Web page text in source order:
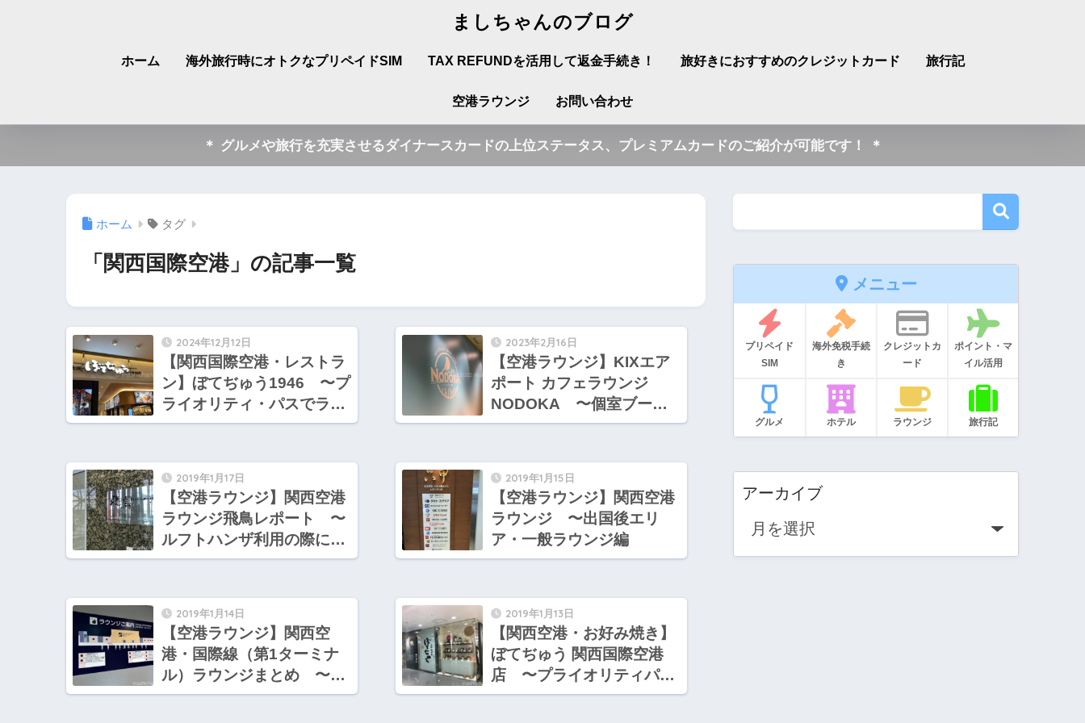
ましちゃんのブログ
ホーム 海外旅行時にオトクなプリペイドSIM TAX REFUNDを活用して返金手続き！ 旅好きにおすすめのクレジットカード 旅行記
空港ラウンジ お問い合わせ
＊ グルメや旅行を充実させるダイナースカードの上位ステータス、プレミアムカードのご紹介が可能です！ ＊
ホーム タグ
「関西国際空港」の記事一覧
2024年12月12日
【関西国際空港・レストラ
ン】ぼてぢゅう1946 〜プ
ライオリティ・パスでラウ
ンジ利用できるレストラン
2023年2月16日
【空港ラウンジ】KIXエア
ポート カフェラウンジ
NODOKA 〜個室ブース
や芝生エリアのあるラウン
2019年1月17日
【空港ラウンジ】関西空港
ラウンジ飛鳥レポート 〜
ルフトハンザ利用の際に案
内されるラウンジです
2019年1月15日
【空港ラウンジ】関西空港
ラウンジ 〜出国後エリ
ア・一般ラウンジ編
2019年1月14日
【空港ラウンジ】関西空
港・国際線（第1ターミナ
ル）ラウンジまとめ 〜出
国前エリア編
2019年1月13日
【関西空港・お好み焼き】
ぼてぢゅう 関西国際空港
店 〜プライオリティパス
を持っていれば3,400円分
メニュー
プリペイド
SIM
海外免税手続
き
クレジットカ
ード
ポイント・マ
イル活用
グルメ ホテル ラウンジ 旅行記
アーカイブ